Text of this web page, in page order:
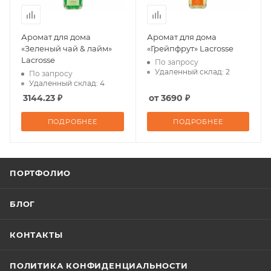
Аромат для дома
«Зеленый чай & лайм»
Lacrosse
По запросу
Удаленный склад: 4
3144.23 ₽
ПОДРОБНЕЕ
Аромат для дома
«Грейпфрут» Lacrosse
По запросу
Удаленный склад: 2
от 3690 ₽
ПОДРОБНЕЕ
ПОРТФОЛИО
БЛОГ
КОНТАКТЫ
ПОЛИТИКА КОНФИДЕНЦИАЛЬНОСТИ